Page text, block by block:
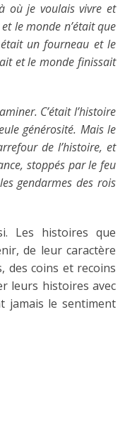
où je voulais vivre et
le monde n’était que
un fourneau et le
et le monde finissait
C’était l’histoire
générosité. Mais le
de l’histoire, et
stoppés par le feu
gendarmes des rois
Les histoires que
de leur caractère
des coins et recoins
leurs histoires avec
jamais le sentiment